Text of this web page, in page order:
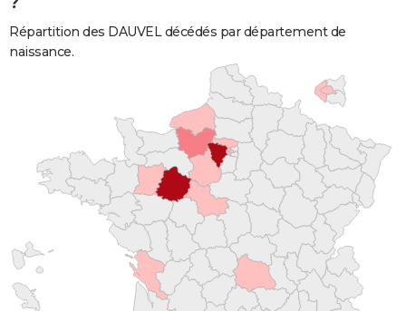
Répartition des DAUVEL décédés par département de
naissance.